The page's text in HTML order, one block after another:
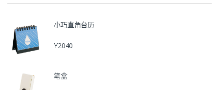
小巧直角台历
Y2040
笔盒